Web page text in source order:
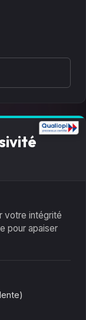
votre intégrité
pour apaiser